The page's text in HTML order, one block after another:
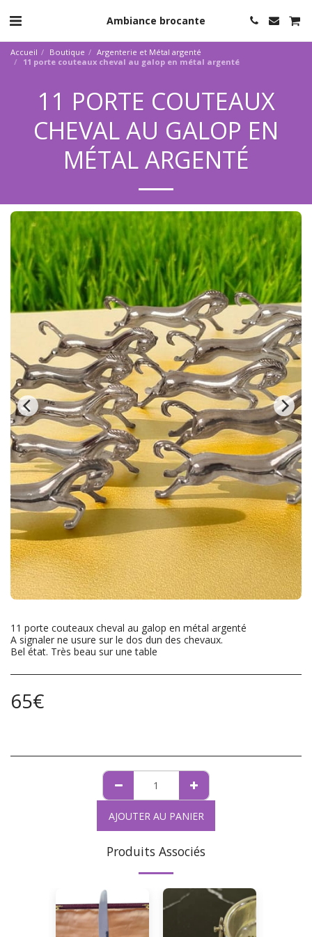
Ambiance brocante
Accueil Boutique
Argenterie et Métal argenté
11 porte couteaux cheval au galop en métal argenté
11 PORTE COUTEAUX
CHEVAL AU GALOP EN
MÉTAL ARGENTÉ
11 porte couteaux cheval au galop en métal argenté
A signaler ne usure sur le dos dun des chevaux.
Bel état. Très beau sur une table
65€
AJOUTER AU PANIER
Produits Associés